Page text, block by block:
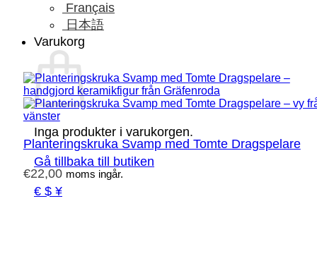
Français
日本語
Varukorg
Inga produkter i varukorgen.
Gå tillbaka till butiken
€ $ ¥
Planteringskruka Svamp med Tomte Dragspelare
€22,00 moms ingår.